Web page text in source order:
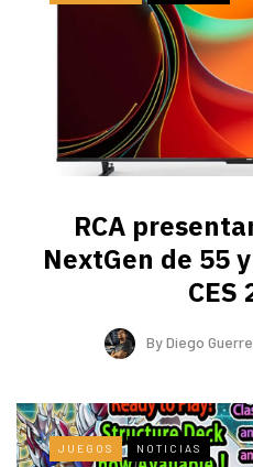
RCA
NextGen de 55
CES
ByDiego
JUEGOS NOTICIAS